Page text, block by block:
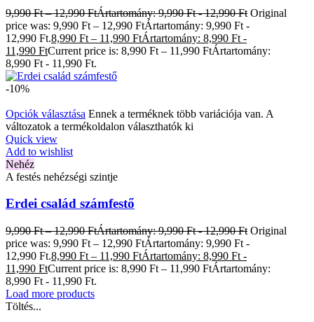
9,990Ft – 12,990FtÁrtartomány: 9,990 Ft - 12,990 Ft Original
price was: 9,990 Ft – 12,990 FtÁrtartomány: 9,990 Ft -
12,990 Ft.8,990 Ft – 11,990 FtÁrtartomány: 8,990 Ft -
11,990 FtCurrent price is: 8,990 Ft – 11,990 FtÁrtartomány:
8,990 Ft - 11,990 Ft.
-10%
Opciók választása Ennek a terméknek több variációja van. A
változatok a termékoldalon választhatók ki
Quick view
Add to wishlist
Nehéz
A festés nehézségi szintje
Erdei család számfestő
9,990Ft – 12,990FtÁrtartomány: 9,990 Ft - 12,990 Ft Original
price was: 9,990 Ft – 12,990 FtÁrtartomány: 9,990 Ft -
12,990 Ft.8,990 Ft – 11,990 FtÁrtartomány: 8,990 Ft -
11,990 FtCurrent price is: 8,990 Ft – 11,990 FtÁrtartomány:
8,990 Ft - 11,990 Ft.
Load more products
Töltés...